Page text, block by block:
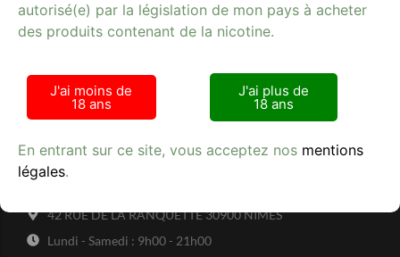
Avis clients
Tabac Presse - Le crocodile
42 RUE DE LA RANQUETTE 30900 NIMES
Lundi - Samedi : 9h00 - 21h00
autorisé(e) par la législation de mon pays à acheter
des produits contenant de la nicotine.
J'ai moins de
18 ans
J'ai plus de
18 ans
En entrant sur ce site, vous acceptez nos mentions
légales.